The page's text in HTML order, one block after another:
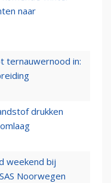
naar
ternauwernood in:
drukken
weekend bij
Noorwegen